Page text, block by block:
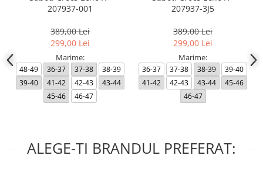
207937-001
389,00 Lei
299,00 Lei
Marime:
48-49 36-37 37-38
38-39
39-40
41-42 42-43
43-44
45-46
46-47
207937-3J5
389,00 Lei
299,00 Lei
Marime:
36-37 37-38 38-39
39-40
41-42
42-43 43-44
45-46
46-47
ALEGE-TI BRANDUL PREFERAT: